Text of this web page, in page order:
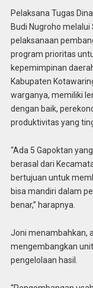
Pelaksana Tugas
Budi Nugroho
pelaksanaan
program prioritas
kepemimpinan
Kabupaten
warganya, memiliki
dengan baik,
produktivitas yang
“Ada 5 Gapoktan
berasal dari
bertujuan untuk
bisa mandiri dalam
benar,” harapnya.
Joni menambahkan,
mengembangkan
pengelolaan hasil.